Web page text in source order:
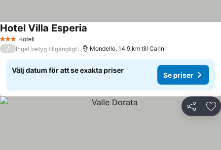
3 StjärnorHotell
Hotel Villa Esperia
/ Inget betyg tillgängligt Mondello, 14.9 km till Carini
Välj datum för att se exakta priser
Se priser
Dela